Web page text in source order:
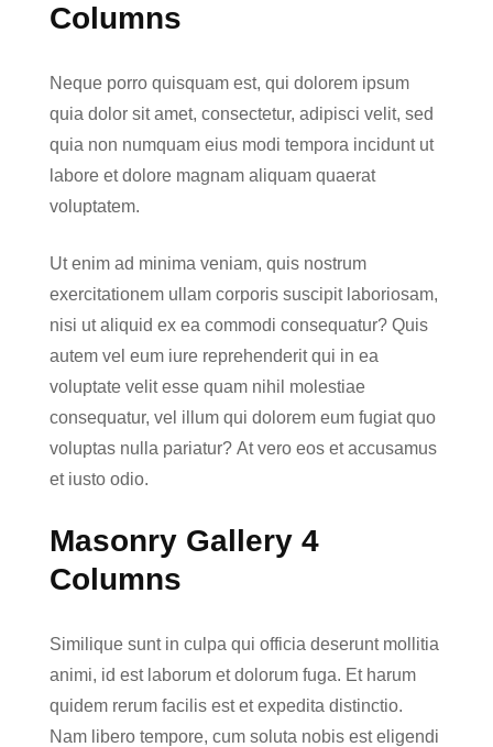
Columns
Neque porro quisquam est, qui dolorem ipsum
quia dolor sit amet, consectetur, adipisci velit, sed
quia non numquam eius modi tempora incidunt ut
labore et dolore magnam aliquam quaerat
voluptatem.
Ut enim ad minima veniam, quis nostrum
exercitationem ullam corporis suscipit laboriosam,
nisi ut aliquid ex ea commodi consequatur? Quis
autem vel eum iure reprehenderit qui in ea
voluptate velit esse quam nihil molestiae
consequatur, vel illum qui dolorem eum fugiat quo
voluptas nulla pariatur? At vero eos et accusamus
et iusto odio.
Masonry Gallery 4
Columns
Similique sunt in culpa qui officia deserunt mollitia
animi, id est laborum et dolorum fuga. Et harum
quidem rerum facilis est et expedita distinctio.
Nam libero tempore, cum soluta nobis est eligendi